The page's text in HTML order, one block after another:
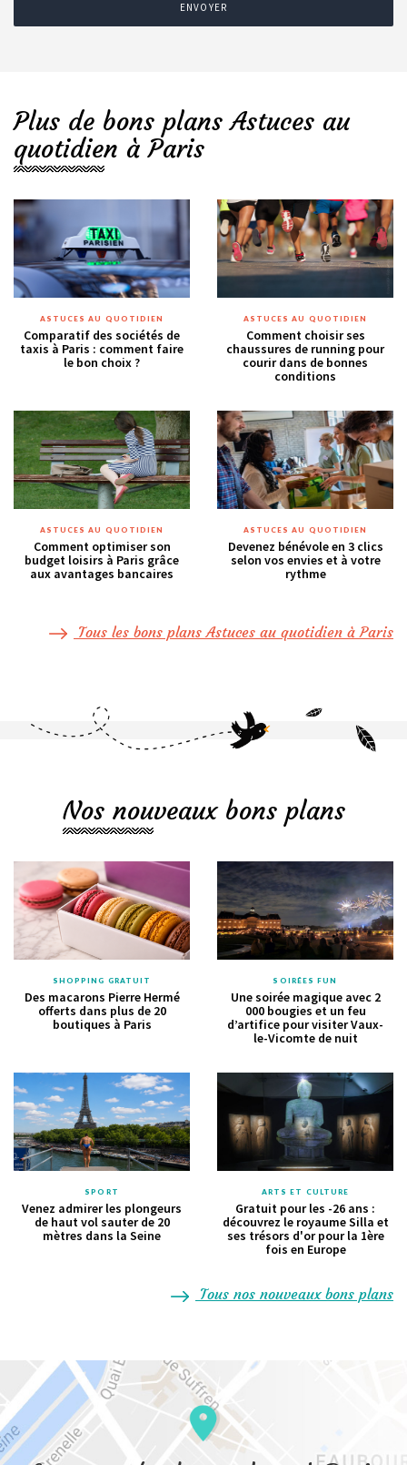
ENVOYER
Plus de bons plans Astuces au
quotidien à Paris
ASTUCES AU QUOTIDIEN
Comparatif des sociétés de
taxis à Paris : comment faire
le bon choix ?
ASTUCES AU QUOTIDIEN
Comment choisir ses
chaussures de running pour
courir dans de bonnes
conditions
ASTUCES AU QUOTIDIEN
Comment optimiser son
budget loisirs à Paris grâce
aux avantages bancaires
ASTUCES AU QUOTIDIEN
Devenez bénévole en 3 clics
selon vos envies et à votre
rythme
Tous les bons plans Astuces au quotidien à Paris
Nos nouveaux bons plans
SHOPPING GRATUIT
Des macarons Pierre Hermé
offerts dans plus de 20
boutiques à Paris
SOIRÉES FUN
Une soirée magique avec 2
000 bougies et un feu
d’artifice pour visiter Vaux-
le-Vicomte de nuit
SPORT
Venez admirer les plongeurs
de haut vol sauter de 20
mètres dans la Seine
ARTS ET CULTURE
Gratuit pour les -26 ans :
découvrez le royaume Silla et
ses trésors d'or pour la 1ère
fois en Europe
Tous nos nouveaux bons plans